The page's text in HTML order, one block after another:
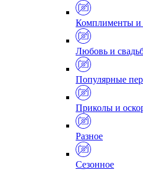
Комплименты и
Любовь и
Популярные
Приколы и
Разное
Сезонное